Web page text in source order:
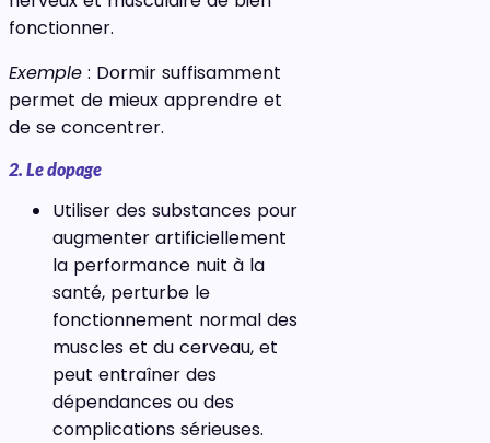
fonctionner.
Exemple : Dormir suffisamment
permet de mieux apprendre et
de se concentrer.
2. Le dopage
Utiliser des substances pour
augmenter artificiellement
la performance nuit à la
santé, perturbe le
fonctionnement normal des
muscles et du cerveau, et
peut entraîner des
dépendances ou des
complications sérieuses.